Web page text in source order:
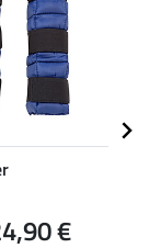
€